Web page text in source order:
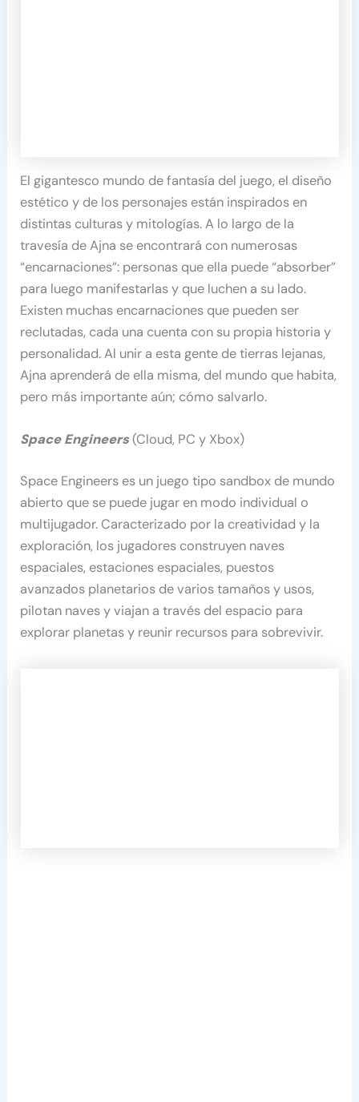
El gigantesco mundo de fantasía del juego, el diseño
estético y de los personajes están inspirados en
distintas culturas y mitologías. A lo largo de la
travesía de Ajna se encontrará con numerosas
“encarnaciones”: personas que ella puede “absorber”
para luego manifestarlas y que luchen a su lado.
Existen muchas encarnaciones que pueden ser
reclutadas, cada una cuenta con su propia historia y
personalidad. Al unir a esta gente de tierras lejanas,
Ajna aprenderá de ella misma, del mundo que habita,
pero más importante aún; cómo salvarlo.
Space Engineers(Cloud, PC y Xbox)
Space Engineers es un juego tipo sandbox de mundo
abierto que se puede jugar en modo individual o
multijugador. Caracterizado por la creatividad y la
exploración, los jugadores construyen naves
espaciales, estaciones espaciales, puestos
avanzados planetarios de varios tamaños y usos,
pilotan naves y viajan a través del espacio para
explorar planetas y reunir recursos para sobrevivir.